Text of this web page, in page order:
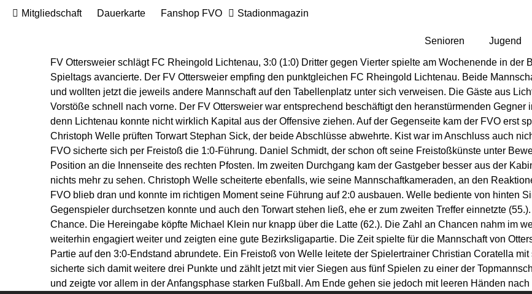
Mitgliedschaft Dauerkarte Fanshop FVO Stadionmagazin
Senioren Jugend
FV Ottersweier schlägt FC Rheingold Lichtenau, 3:0 (1:0) Dritter gegen Vierter spielte am Wochenende in
Spieltags avancierte. Der FV Ottersweier empfing den punktgleichen FC Rheingold Lichtenau. Beide
und wollten jetzt die jeweils andere Mannschaft auf den Tabellenplatz unter sich verweisen. Die Gäste aus
Vorstöße schnell nach vorne. Der FV Ottersweier war entsprechend beschäftigt den heranstürmenden
denn Lichtenau konnte nicht wirklich Kapital aus der Offensive ziehen. Auf der Gegenseite kam der FVO erst
Christoph Welle prüften Torwart Stephan Sick, der beide Abschlüsse abwehrte. Kistwar im Anschluss auch
FVO sicherte sich per Freistoß die 1:0-Führung. Daniel Schmidt, der schon oft seine Freistoßkünste unter
Position an die Innenseite des rechten Pfosten. Im zweiten Durchgang kam der Gastgeber besser aus der
nichts mehr zu sehen. Christoph Welle scheiterte ebenfalls, wie seine Mannschaftkameraden, an den
FVO blieb dran und konnte im richtigen Moment seine Führung auf 2:0 ausbauen. Welle bediente von hinten
Gegenspieler durchsetzen konnte und auch den Torwart stehen ließ, ehe er zum zweiten Treffer einnetzte
Chance. Die Hereingabe köpfte Michael Klein nur knapp über die Latte (62.). Die Zahl an Chancen nahm im
weiterhin engagiert weiter und zeigten eine gute Bezirksligapartie. Die Zeit spielte für die Mannschaft von
Partie auf den 3:0-Endstand abrundete. Ein Freistoß von Welle leitete der Spielertrainer ChristianCoratella mit
sicherte sich damit weitere drei Punkte und zählt jetzt mit vier Siegen aus fünf Spielen zu einer der
und zeigte vor allem in der Anfangsphase starken Fußball. Am Ende gehen sie jedoch mit leeren Händen